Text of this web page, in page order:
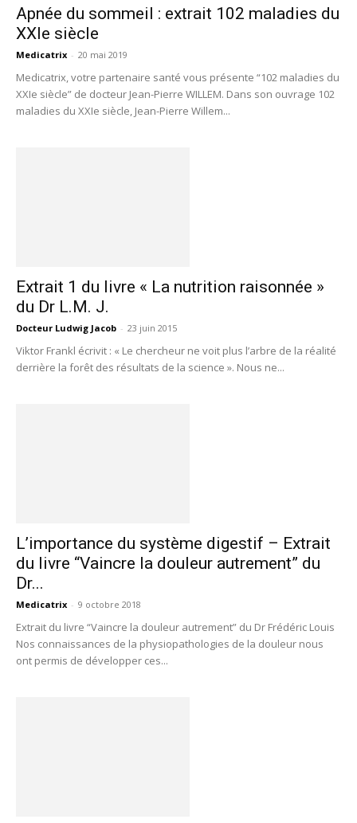
Apnée du sommeil : extrait 102 maladies du
XXIe siècle
Medicatrix - 20 mai 2019
Medicatrix, votre partenaire santé vous présente “102 maladies du
XXIe siècle” de docteur Jean-Pierre WILLEM. Dans son ouvrage 102
maladies du XXIe siècle, Jean-Pierre Willem...
Extrait 1 du livre « La nutrition raisonnée »
du Dr L.M. J.
Docteur Ludwig Jacob - 23 juin 2015
Viktor Frankl écrivit : « Le chercheur ne voit plus l’arbre de la réalité
derrière la forêt des résultats de la science ». Nous ne...
L’importance du système digestif – Extrait
du livre “Vaincre la douleur autrement” du
Dr...
Medicatrix - 9 octobre 2018
Extrait du livre “Vaincre la douleur autrement” du Dr Frédéric Louis
Nos connaissances de la physiopathologies de la douleur nous
ont permis de développer ces...